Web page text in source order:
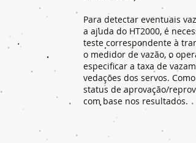
Para detectar eventuais
a ajuda do HT2000, é
teste correspondente à
o medidor de vazão, o
especificar a taxa de
vedações dos servos.
status de aprovação/
com base nos resultados.